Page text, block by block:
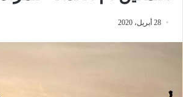
28 أبريل، 2020